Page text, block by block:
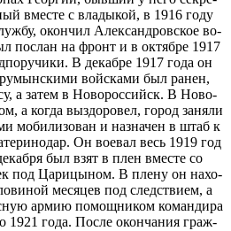
вме­сте с вла­ды­кой, в 1916 го­ду
окон­чил Алек­сан­дров­ское во­
по­слан на фронт и в ок­тяб­ре 1917
В де­каб­ре 1917 го­да он
вой­ска­ми был ра­нен,
а за­тем в Но­во­рос­сийск. В Но­во­
а ко­гда вы­здо­ро­вел, го­род за­ня­ли
мо­би­ли­зо­ван и на­зна­чен в штаб к
Он во­е­вал весь 1919 год
был взят в плен вме­сте со
под Ца­ри­цы­ном. В пле­ну он на­хо­
ме­ся­цев под след­стви­ем, а
ар­мию по­мощ­ни­ком ко­ман­ди­ра
1921 го­да. По­сле окон­ча­ния граж­